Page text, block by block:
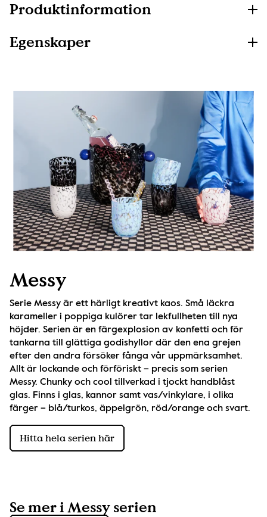
Produktinformation
Egenskaper
Messy
Serie Messy är ett härligt kreativt kaos. Små läckra
karameller i poppiga kulörer tar lekfullheten till nya
höjder. Serien är en färgexplosion av konfetti och för
tankarna till glättiga godishyllor där den ena grejen
efter den andra försöker fånga vår uppmärksamhet.
Allt är lockande och förföriskt – precis som serien
Messy. Chunky och cool tillverkad i tjockt handblåst
glas. Finns i glas, kannor samt vas/vinkylare, i olika
färger – blå/turkos, äppelgrön, röd/orange och svart.
Hitta hela serien här
Se mer i Messy serien